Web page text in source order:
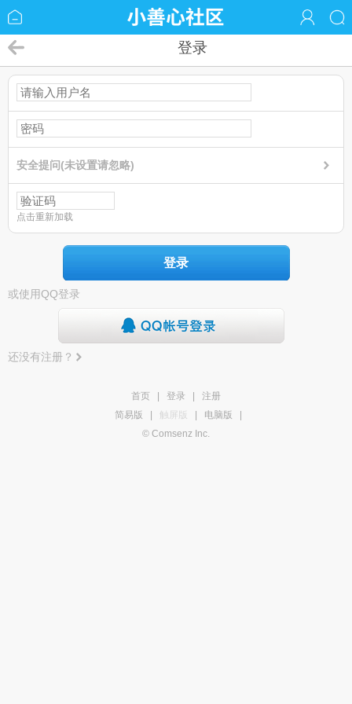
登录
安全提问(未设置请忽略)
点击重新加载
登录
或使用QQ登录
还没有注册？
首页 登录
注册
简易版
触屏版 电脑版
© Comsenz Inc.